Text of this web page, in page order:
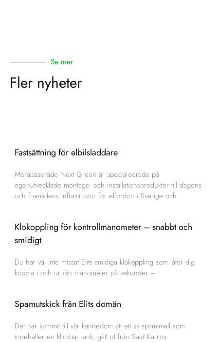
Se mer
Fler nyheter
Fastsättning för elbilsladdare
Morabaserade Next Green är specialiserade på
egenutvecklade montage- och installationsprodukter till dagens
och framtidens infrastruktur för elfordon i Sverige och
Klokoppling för kontrollmanometer – snabbt och
smidigt
Du har väl inte missat Elits smidiga klokoppling som låter dig
koppla i och ur din manometer på sekunder –
Spamutskick från Elits domän
Det har kommit till vår kännedom att ett sk spam-mail som
innehåller en klickbar länk, gått ut från Said Karims